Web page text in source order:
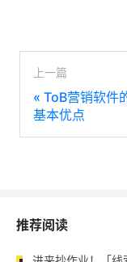
上一篇
« ToB营销软件
基本优点
推荐阅读